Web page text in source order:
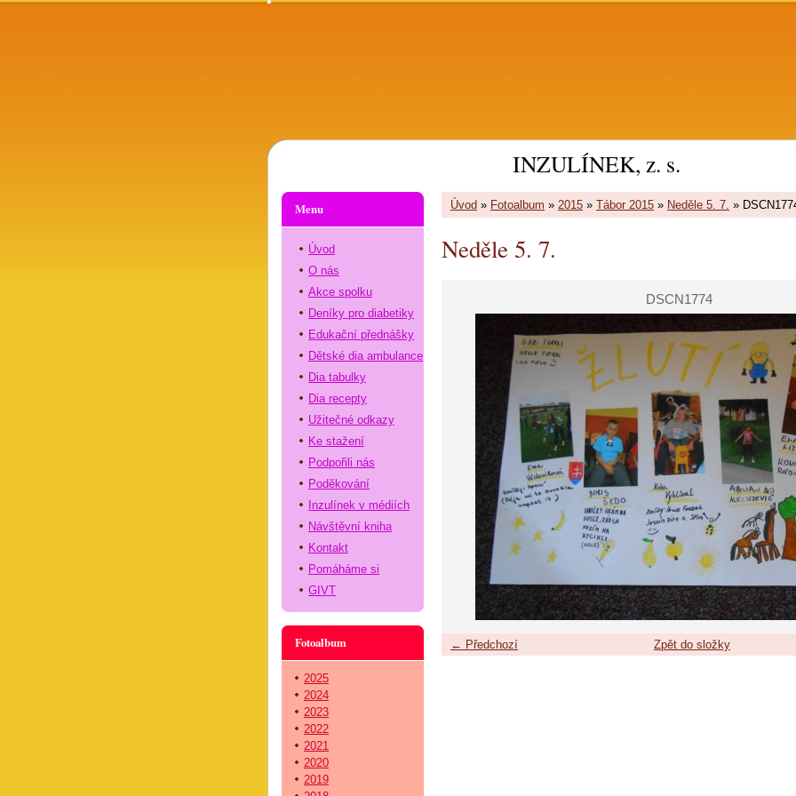
INZULÍNEK, z. s.
Úvod » Fotoalbum » 2015 » Tábor 2015 » Neděle 5. 7. »
Neděle 5. 7.
DSCN1774
← Předchozí Zpět do složky
Menu
Úvod
O nás
Akce spolku
Deníky pro diabetiky
Edukační přednášky
Dětské dia ambulance
Dia tabulky
Dia recepty
Užitečné odkazy
Ke stažení
Podpořili nás
Poděkování
Inzulínek v médiích
Návštěvní kniha
Kontakt
Pomáháme si
GIVT
Fotoalbum
2025
2024
2023
2022
2021
2020
2019